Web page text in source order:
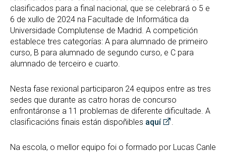
clasificados para a final nacional, que se celebrará o 5 e
6 de xullo de 2024 na Facultade de Informática da
Universidade Complutense de Madrid. A competición
establece tres categorías: A para alumnado de primeiro
curso, B para alumnado de segundo curso, e C para
alumnado de terceiro e cuarto.
Nesta fase rexional participaron 24 equipos entre as tres
sedes que durante as catro horas de concurso
enfrontáronse a 11 problemas de diferente dificultade. A
clasificacións finais están dispoñibles aquí .
Na escola, o mellor equipo foi o formado por Lucas Canle